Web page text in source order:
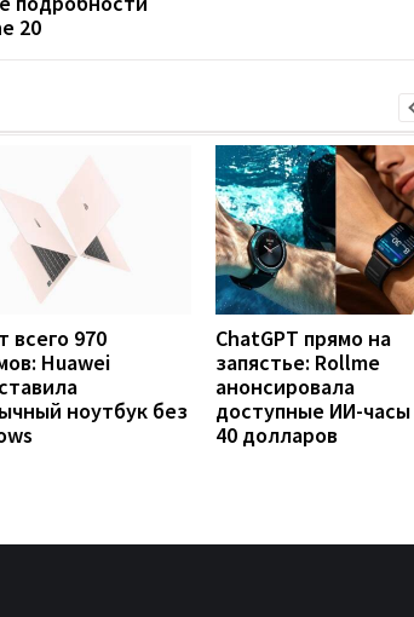
20
всего 970
Huawei
ноутбук без
ChatGPT прямо на
запястье: Rollme
анонсировала
доступные ИИ-часы
40 долларов